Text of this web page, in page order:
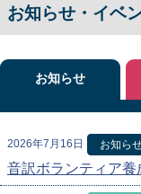
お知らせ・イベ
お知らせ
2026年7月16日 お知ら
音訳ボランティア養